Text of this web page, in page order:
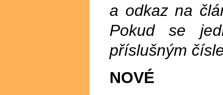
a odkaz na
Pokud se
příslušným
NOVÉ